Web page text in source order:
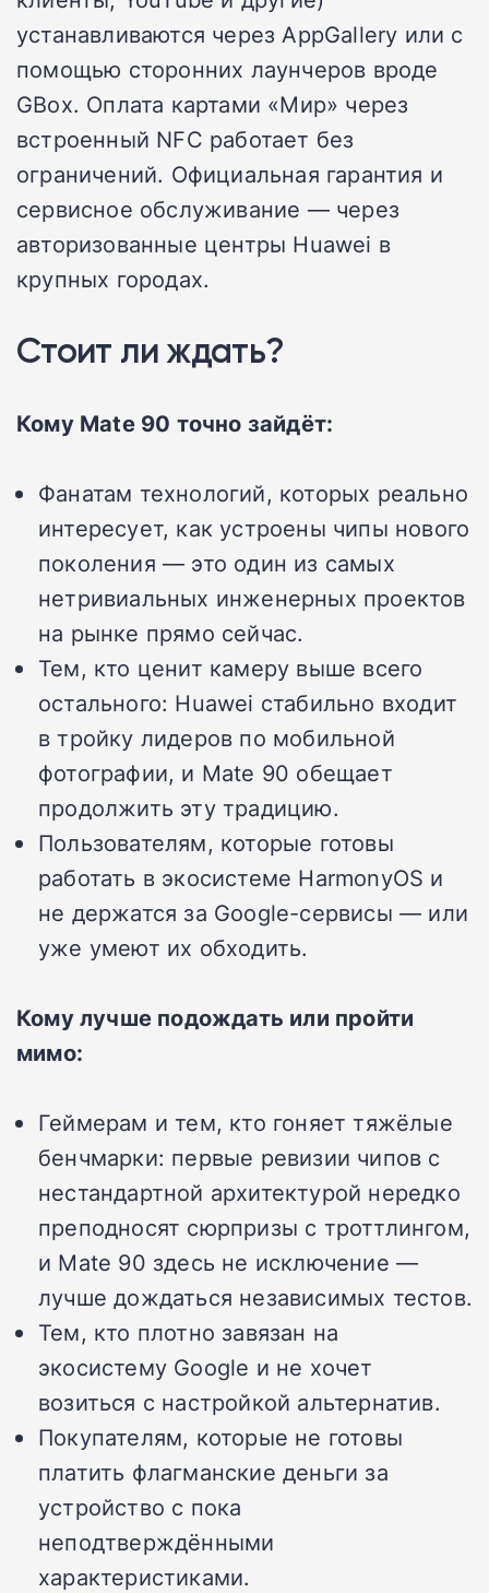
устанавливаются через AppGallery или с
помощью сторонних лаунчеров вроде
GBox. Оплата картами «Мир» через
встроенный NFC работает без
ограничений. Официальная гарантия и
сервисное обслуживание — через
авторизованные центры Huawei в
крупных городах.
Стоит ли ждать?
Кому Mate 90 точно зайдёт:
Фанатам технологий, которых реально
интересует, как устроены чипы нового
поколения — это один из самых
нетривиальных инженерных проектов
на рынке прямо сейчас.
Тем, кто ценит камеру выше всего
остального: Huawei стабильно входит
в тройку лидеров по мобильной
фотографии, и Mate 90 обещает
продолжить эту традицию.
Пользователям, которые готовы
работать в экосистеме HarmonyOS и
не держатся за Google-сервисы — или
уже умеют их обходить.
Кому лучше подождать или пройти
мимо:
Геймерам и тем, кто гоняет тяжёлые
бенчмарки: первые ревизии чипов с
нестандартной архитектурой нередко
преподносят сюрпризы с троттлингом,
и Mate 90 здесь не исключение —
лучше дождаться независимых тестов.
Тем, кто плотно завязан на
экосистему Google и не хочет
возиться с настройкой альтернатив.
Покупателям, которые не готовы
платить флагманские деньги за
устройство с пока
неподтверждёнными
характеристиками.